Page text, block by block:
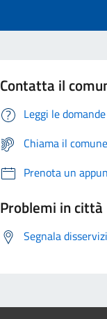
Contatta il
Leggi le
Chiama il
Prenota un
Problemi in città
Segnala